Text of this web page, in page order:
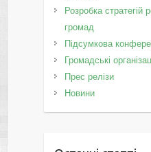
Розробка стратегій
громад
Підсумкова
Громадські
Прес релізи
Новини